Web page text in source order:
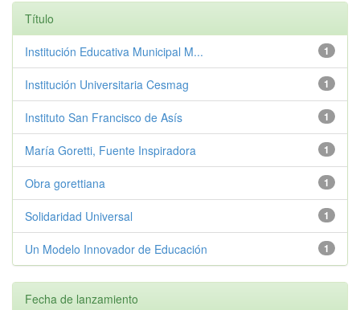
Título
1
Institución Educativa Municipal M...
1
Institución Universitaria Cesmag
1
Instituto San Francisco de Asís
1
María Goretti, Fuente Inspiradora
1
Obra gorettiana
1
Solidaridad Universal
1
Un Modelo Innovador de Educación
Fecha de lanzamiento